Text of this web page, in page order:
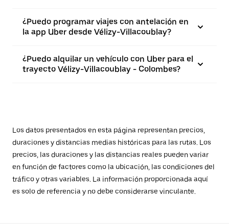
¿Puedo programar viajes con antelación en
la app Uber desde Vélizy-Villacoublay?
¿Puedo alquilar un vehículo con Uber para el
trayecto Vélizy-Villacoublay - Colombes?
Los datos presentados en esta página representan precios,
duraciones y distancias medias históricas para las rutas. Los
precios, las duraciones y las distancias reales pueden variar
en función de factores como la ubicación, las condiciones del
tráfico y otras variables. La información proporcionada aquí
es solo de referencia y no debe considerarse vinculante.